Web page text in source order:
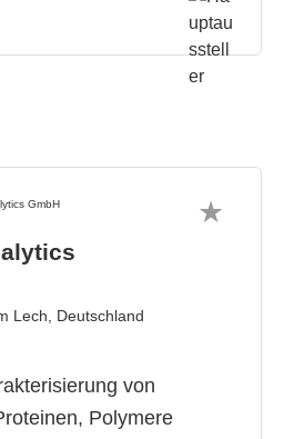
Lech, Deutschland
von
Polymere